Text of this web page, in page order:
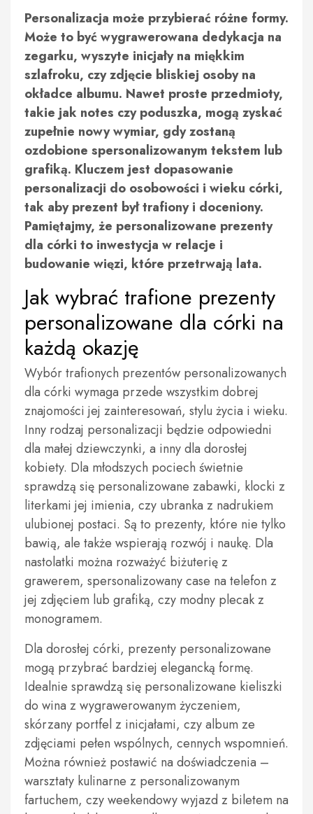
Personalizacja może przybierać różne formy.
Może to być wygrawerowana dedykacja na
zegarku, wyszyte inicjały na miękkim
szlafroku, czy zdjęcie bliskiej osoby na
okładce albumu. Nawet proste przedmioty,
takie jak notes czy poduszka, mogą zyskać
zupełnie nowy wymiar, gdy zostaną
ozdobione spersonalizowanym tekstem lub
grafiką. Kluczem jest dopasowanie
personalizacji do osobowości i wieku córki,
tak aby prezent był trafiony i doceniony.
Pamiętajmy, że personalizowane prezenty
dla córki to inwestycja w relacje i
budowanie więzi, które przetrwają lata.
Jak wybrać trafione prezenty
personalizowane dla córki na
każdą okazję
Wybór trafionych prezentów personalizowanych
dla córki wymaga przede wszystkim dobrej
znajomości jej zainteresowań, stylu życia i wieku.
Inny rodzaj personalizacji będzie odpowiedni
dla małej dziewczynki, a inny dla dorosłej
kobiety. Dla młodszych pociech świetnie
sprawdzą się personalizowane zabawki, klocki z
literkami jej imienia, czy ubranka z nadrukiem
ulubionej postaci. Są to prezenty, które nie tylko
bawią, ale także wspierają rozwój i naukę. Dla
nastolatki można rozważyć biżuterię z
grawerem, spersonalizowany case na telefon z
jej zdjęciem lub grafiką, czy modny plecak z
monogramem.
Dla dorosłej córki, prezenty personalizowane
mogą przybrać bardziej elegancką formę.
Idealnie sprawdzą się personalizowane kieliszki
do wina z wygrawerowanym życzeniem,
skórzany portfel z inicjałami, czy album ze
zdjęciami pełen wspólnych, cennych wspomnień.
Można również postawić na doświadczenia –
warsztaty kulinarne z personalizowanym
fartuchem, czy weekendowy wyjazd z biletem na